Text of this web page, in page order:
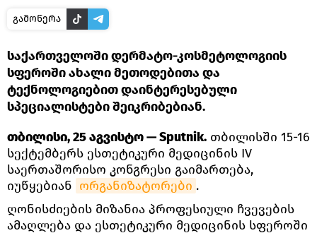
გამოწერა
საქართველოში დერმატო-კოსმეტოლოგიის
სფეროში ახალი მეთოდებითა და
ტექნოლოგიებით დაინტერესებული
სპეციალისტები შეიკრიბებიან.
თბილისი, 25 აგვისტო — Sputnik. თბილისში 15-16
სექტემბერს ესთეტიკური მედიცინის IV
საერთაშორისო კონგრესი გაიმართება,
იუწყებიან ორგანიზატორები .
ღონისძიების მიზანია პროფესიული ჩვევების
ამაღლება და ესთეტიკური მედიცინის სფეროში